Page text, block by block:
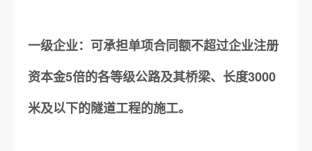
一级企业：可承担单项合同额不超过企业注册
资本金5倍的各等级公路及其桥梁、长度3000
米及以下的隧道工程的施工。